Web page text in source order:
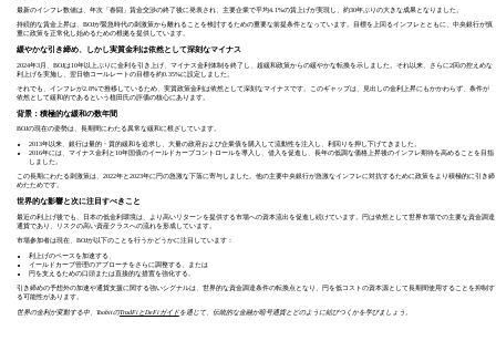
最新のインフレ数値は、年次「春闘」賃金交渉の終了後に発表され、主要企業で平均4.1%の賃上げが実現し、約30年ぶりの大きな成果となりました。
持続的な賃金上昇は、BOJが緊急時代の刺激策から離れることを検討するための重要な前提条件となっています。目標を上回るインフレとともに、中央銀行が慎
重に政策を正常化し始めるための根拠を提供しています。
緩やかな引き締め、しかし実質金利は依然として深刻なマイナス
2024年3月、BOJは10年以上ぶりに金利を引き上げ、マイナス金利体制を終了し、超緩和政策からの緩やかな転換を示しました。それ以来、さらに2回の控えめな
利上げを実施し、翌日物コールレートの目標を約0.35%に設定しました。
それでも、インフレが2.8%で推移しているため、実質政策金利は依然として深刻なマイナスです。このギャップは、見出しの金利上昇にもかかわらず、条件が
依然として緩和的であるという植田氏の評価の核心にあります。
背景：積極的な緩和の数年間
BOJの現在の姿勢は、長期間にわたる異常な緩和に根ざしています。
2013年以来、銀行は量的・質的緩和を追求し、大量の政府および企業債を購入して流動性を注入し、利回りを押し下げてきました。
2016年には、マイナス金利と10年国債のイールドカーブコントロールを導入し、借入を促進し、長年の低調な価格上昇後のインフレ期待を高めることを目指
しました。
この長期にわたる刺激策は、2022年と2023年に円の急激な下落に寄与しました。他の主要中央銀行が急激なインフレに対抗するために政策をより積極的に引き締
めたためです。
世界的な影響と次に注目すべきこと
最近の利上げ後でも、日本の低金利環境は、より高いリターンを提供する市場への資本流出を促進し続けています。円は依然として世界市場での主要な資金調達
通貨であり、リスクの高い資産クラスへの流れを形成しています。
市場参加者は現在、BOJが以下のことを行うかどうかに注目しています：
利上げのペースを加速する、
イールドカーブ管理のアプローチをさらに調整する、または
円を支えるための口頭または直接的な措置を強化する。
引き締めの予想外の加速や通貨支援に関する強いシグナルは、世界的な資金調達条件の転換点となり、円を低コストの資本源として長期間使用することを抑制す
る可能性があります。
世界の金利が変動する中、ToobitのTradFiとDeFiガイドを通じて、伝統的な金融が暗号通貨とどのように結びつくかを学びましょう。